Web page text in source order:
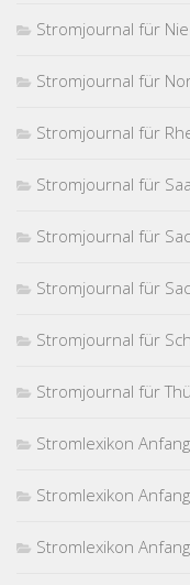
Stromjournal für
Stromjournal für
Stromjournal für
Stromjournal für
Stromjournal für
Stromjournal für
Stromjournal für
Stromjournal für
Stromlexikon
Stromlexikon
Stromlexikon